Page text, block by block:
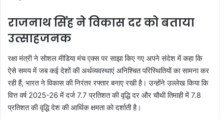
राजनाथ सिंह ने विकास दर को बताया
उत्साहजनक
रक्षा मंत्री ने सोशल मीडिया मंच एक्स पर साझा किए गए अपने संदेश में कहा कि
ऐसे समय में जब कई देशों की अर्थव्यवस्थाएं अनिश्चित परिस्थितियों का सामना कर
रही हैं, भारत ने विकास की निरंतर रफ्तार बनाए रखी है। उन्होंने उल्लेख किया कि
वित्त वर्ष 2025-26 में दर्ज 7.7 प्रतिशत की वृद्धि दर और चौथी तिमाही में 7.8
प्रतिशत की वृद्धि देश की आर्थिक क्षमता को दर्शाती है।